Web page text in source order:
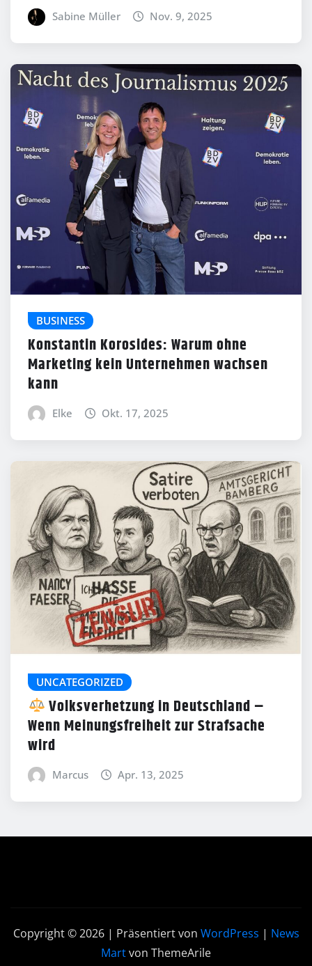
Sabine Müller Nov. 9, 2025
BUSINESS
Konstantin Korosides: Warum ohne
Marketing kein Unternehmen wachsen
kann
Elke Okt. 17, 2025
UNCATEGORIZED
Volksverhetzung in Deutschland –
Wenn Meinungsfreiheit zur Strafsache
wird
Marcus Apr. 13, 2025
Copyright © 2026 | Präsentiert von WordPress | News
Martvon ThemeArile